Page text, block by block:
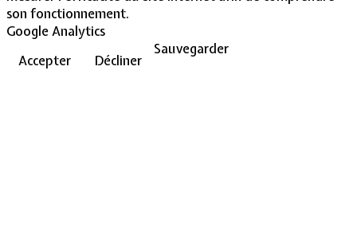
son fonctionnement.
Google Analytics
Accepter
Décliner
Sauvegarder